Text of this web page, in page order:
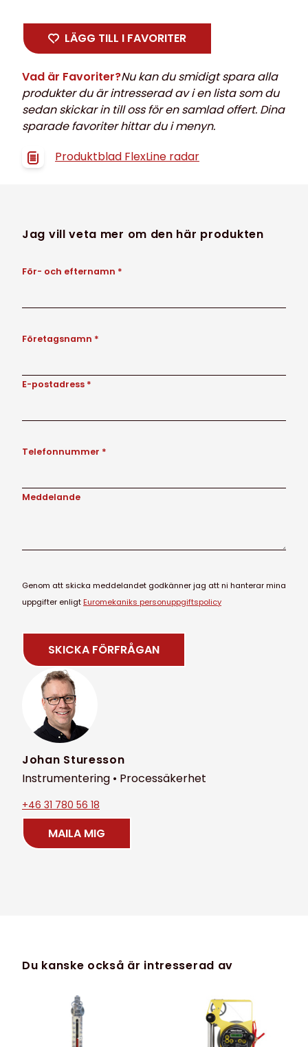
LÄGG TILL I FAVORITER
Vad är Favoriter?Nu kan du smidigt spara alla
produkter du är intresserad av i en lista som du
sedan skickar in till oss för en samlad offert. Dina
sparade favoriter hittar du i menyn.
Produktblad FlexLine radar
Jag vill veta mer om den här produkten
För- och efternamn *
Företagsnamn *
E-postadress *
Telefonnummer *
Meddelande
Genom att skicka meddelandet godkänner jag att ni hanterar mina
uppgifter enligtEuromekaniks personuppgiftspolicy
Johan Sturesson
Instrumentering • Processäkerhet
+46 31 780 56 18
MAILA MIG
Du kanske också är intresserad av